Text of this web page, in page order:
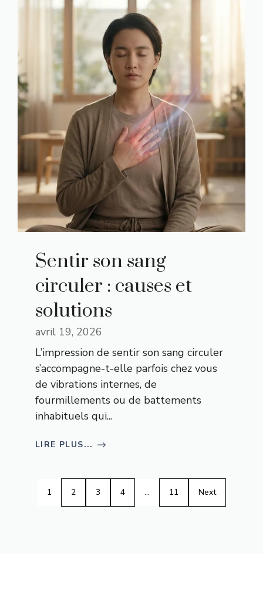
Sentir son sang
circuler : causes et
solutions
avril 19, 2026
L’impression de sentir son sang circuler
s’accompagne-t-elle parfois chez vous
de vibrations internes, de
fourmillements ou de battements
inhabituels qui...
LIRE PLUS...
1 2 3 4 … 11 Next